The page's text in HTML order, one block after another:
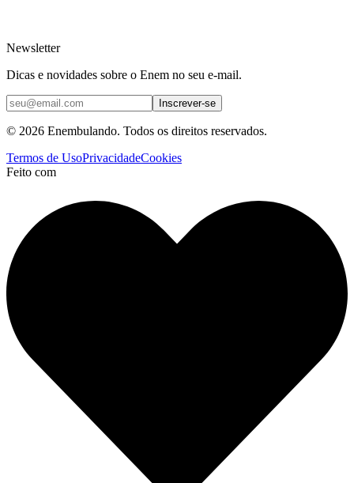
Newsletter
Dicas e novidades sobre o Enem no seu e-mail.
Inscrever-se
© 2026 Enembulando. Todos os direitos reservados.
Termos de UsoPrivacidadeCookies
Feito com